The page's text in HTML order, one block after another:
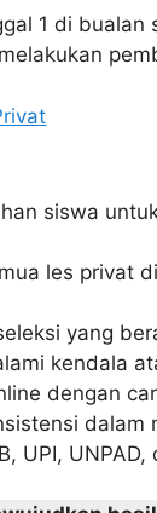
1 di bualan
siswa
les privat
yang
kendala
dengan
dalam
UPI, UNPAD,